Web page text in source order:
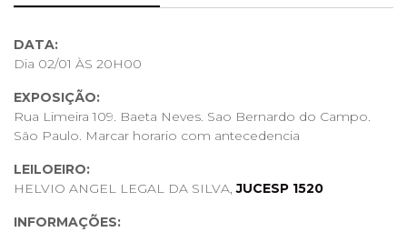
DATA:
Dia 02/01 ÀS 20H00
EXPOSIÇÃO:
Rua Limeira 109. Baeta Neves. Sao Bernardo do Campo.
São Paulo. Marcar horario com antecedencia
LEILOEIRO:
HELVIO ANGEL LEGAL DA SILVA,JUCESP 1520
INFORMAÇÕES: